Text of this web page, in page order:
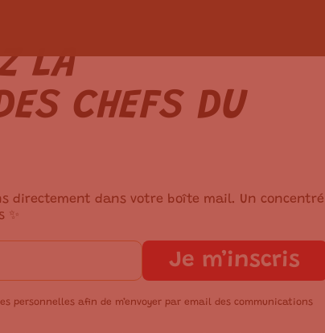
LA
CHEFS DU
directement dans votre boîte mail. Un concentré
✨
Je m’inscris
personnelles afin de m’envoyer par email des communications